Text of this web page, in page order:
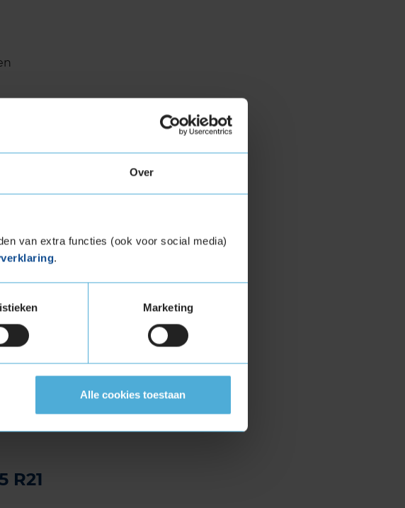
Over
van extra functies (ook voor social media)
.
Marketing
Alle cookies toestaan
wat
R21